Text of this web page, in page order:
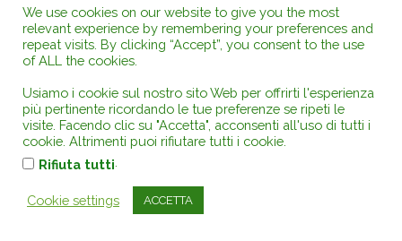
annuo dei capi catturabili nel triennio 2012-2014.
L’impostazione appare corretta ma occorre
sottolineare che non vi sono ragioni per rinviare di un
27. Per fare un confronto, la LR 16/2011 ha riconosciuto
alla Provincia di Brescia la cattura di 19.612 per la
stagione venatoria 2011/2012, mentre la LR 16/2010
per la stagione venatoria 2010/2011 aveva permesso
dalla Regione è modesta (1,96%) e su tale quantitativo
We use cookies on our website to give you the most
relevant experience by remembering your preferences and
repeat visits. By clicking “Accept”, you consent to the use
of ALL the cookies.
Usiamo i cookie sul nostro sito Web per offrirti l'esperienza
più pertinente ricordando le tue preferenze se ripeti le
visite. Facendo clic su "Accetta", acconsenti all'uso di tutti i
cookie. Altrimenti puoi rifiutare tutti i cookie.
Rifiuta tutti
Cookie settings ACCETTA